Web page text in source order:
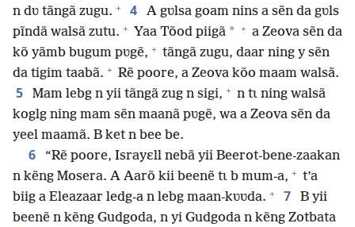
n dʋ tãngã zugu. + 4
A gʋlsa goam nins a sẽn da gʋls
pĩndã walsã zutu. + Yaa Tõod piigã * + a Zeova sẽn da
kõ yãmb bugum pʋgẽ, + tãngã zugu, daar ning y sẽn
da tigim taabã. + Rẽ poore, a Zeova kõo maam walsã.
5 Mam lebg n yii tãngã zug n sigi, + n tɩ ning walsã
koglg ning mam sẽn maanã pʋgẽ, wa a Zeova sẽn da
yeel maamã. B ket n bee be.
6
“Rẽ poore, Israyɛll nebã yii Beerot-bene-zaakan
n kẽng Mosera. A Aarõ kii beenẽ tɩ b mum-a, + t’a
biig a Eleazaar ledg-a n lebg maan-kʋʋda. + 7
B yii
beenẽ n kẽng Gudgoda, n yi Gudgoda n kẽng Zotbata